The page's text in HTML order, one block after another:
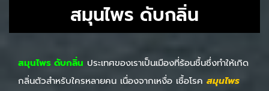
สมุนไพร ดับกลิ่น
สมุนไพร ดับกลิ่น ประเทศของเราเป็นเมืองที่ร้อนชื้นซึ่งทำให้เกิด
กลิ่นตัวสำหรับใครหลายคน เนื่องจากเหงื่อ เชื้อโรค สมุนไพร